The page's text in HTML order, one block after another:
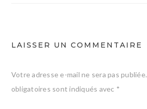
LAISSER UN COMMENTAIRE
Votre adresse e-mail ne sera pas publiée.
obligatoires sont indiqués avec *